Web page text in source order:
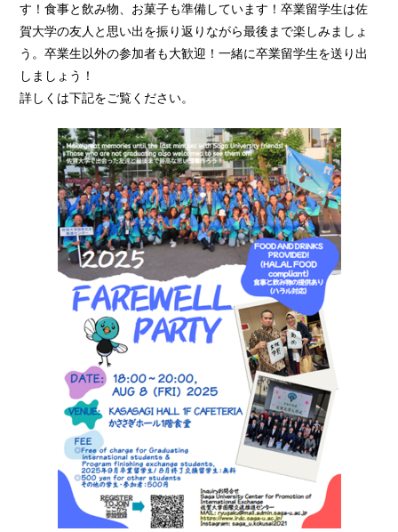
す！食事と飲み物、お菓子も準備しています！卒業留学生は佐
賀大学の友人と思い出を振り返りながら最後まで楽しみましょ
う。卒業生以外の参加者も大歓迎！一緒に卒業留学生を送り出
しましょう！
詳しくは下記をご覧ください。